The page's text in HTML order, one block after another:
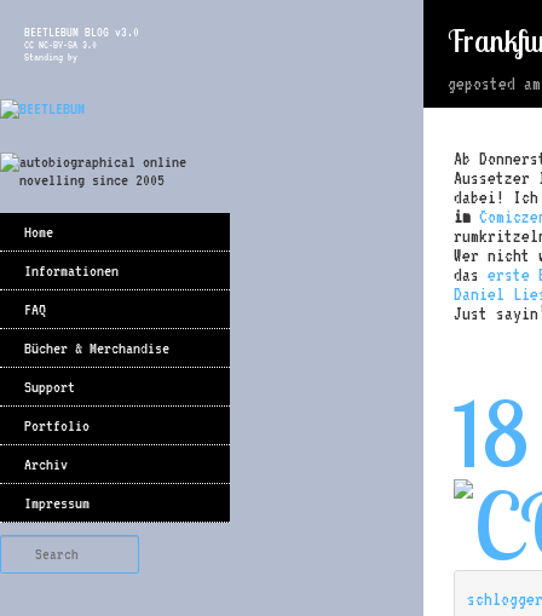
BEETLEBUM BLOG v3.0
CC NC-BY-SA 3.0
Standing by
Home
Informationen
FAQ
Bücher & Merchandise
Support
Portfolio
Archiv
Impressum
geposted
Ab
Aussetzer
dabei!
im
Wer nicht
das erste
Daniel
Just
18
schlogger